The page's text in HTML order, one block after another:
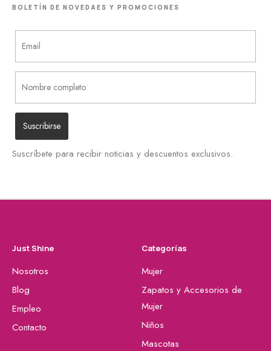
BOLETÍN DE NOVEDAES Y PROMOCIONES
Suscríbete para recibir noticias y descuentos exclusivos.
Just Shine
Nosotros
Blog
Empleo
Contacto
Categorías
Mujer
Zapatos y Accesorios de
Mujer
Niños
Mascotas